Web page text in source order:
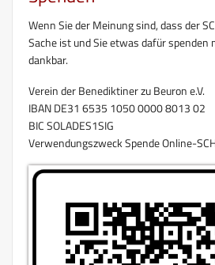
Wenn Sie der Meinung sind, dass der
Sache ist und Sie etwas dafür spenden
dankbar.
Verein der Benediktiner zu Beuron e.V.
IBAN DE31 6535 1050 0000 8013 02
BIC SOLADES1SIG
Verwendungszweck Spende Online-